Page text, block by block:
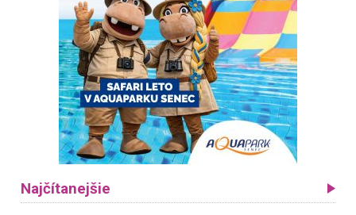
Najčítanejšie